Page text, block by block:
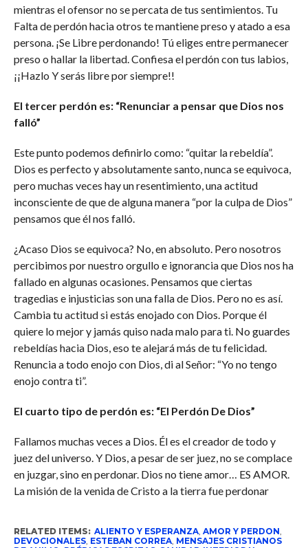
mientras el ofensor no se percata de tus sentimientos. Tu
Falta de perdón hacia otros te mantiene preso y atado a esa
persona. ¡Se Libre perdonando! Tú eliges entre permanecer
preso o hallar la libertad. Confiesa el perdón con tus labios,
¡¡Hazlo Y serás libre por siempre!!
El tercer perdón es: “Renunciar a pensar que Dios nos
falló”
Este punto podemos definirlo como: “quitar la rebeldía”.
Dios es perfecto y absolutamente santo, nunca se equivoca,
pero muchas veces hay un resentimiento, una actitud
inconsciente de que de alguna manera “por la culpa de Dios”
pensamos que él nos falló.
¿Acaso Dios se equivoca? No, en absoluto. Pero nosotros
percibimos por nuestro orgullo e ignorancia que Dios nos ha
fallado en algunas ocasiones. Pensamos que ciertas
tragedias e injusticias son una falla de Dios. Pero no es así.
Cambia tu actitud si estás enojado con Dios. Porque él
quiere lo mejor y jamás quiso nada malo para ti. No guardes
rebeldías hacia Dios, eso te alejará más de tu felicidad.
Renuncia a todo enojo con Dios, di al Señor: “Yo no tengo
enojo contra ti”.
El cuarto tipo de perdón es: “El Perdón De Dios”
Fallamos muchas veces a Dios. Él es el creador de todo y
juez del universo. Y Dios, a pesar de ser juez, no se complace
en juzgar, sino en perdonar. Dios no tiene amor… ES AMOR.
La misión de la venida de Cristo a la tierra fue perdonar
RELATED ITEMS: ALIENTO Y ESPERANZA, AMOR Y PERDON
DEVOCIONALES, ESTEBAN CORREA, MENSAJES CRISTIANOS